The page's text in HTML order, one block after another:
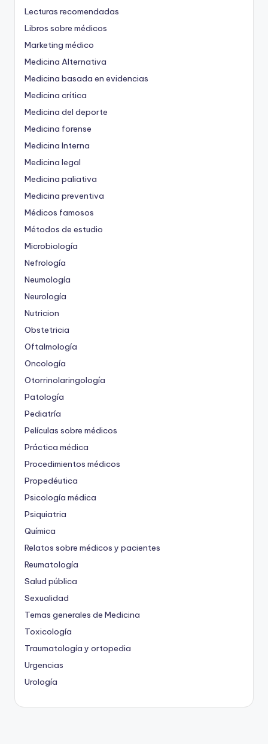
Lecturas recomendadas
Libros sobre médicos
Marketing médico
Medicina Alternativa
Medicina basada en evidencias
Medicina crítica
Medicina del deporte
Medicina forense
Medicina Interna
Medicina legal
Medicina paliativa
Medicina preventiva
Médicos famosos
Métodos de estudio
Microbiología
Nefrología
Neumología
Neurología
Nutricion
Obstetricia
Oftalmología
Oncología
Otorrinolaringología
Patología
Pediatría
Películas sobre médicos
Práctica médica
Procedimientos médicos
Propedéutica
Psicología médica
Psiquiatria
Química
Relatos sobre médicos y pacientes
Reumatología
Salud pública
Sexualidad
Temas generales de Medicina
Toxicología
Traumatología y ortopedia
Urgencias
Urología